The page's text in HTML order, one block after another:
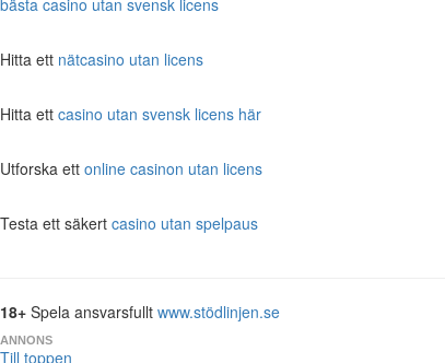
Hitta ett nätcasino utan licens
Hitta ett casino utan svensk licens här
Utforska ett online casinon utan licens
Testa ett säkert casino utan spelpaus
18+ Spela ansvarsfullt www.stödlinjen.se
ANNONS
Till toppen